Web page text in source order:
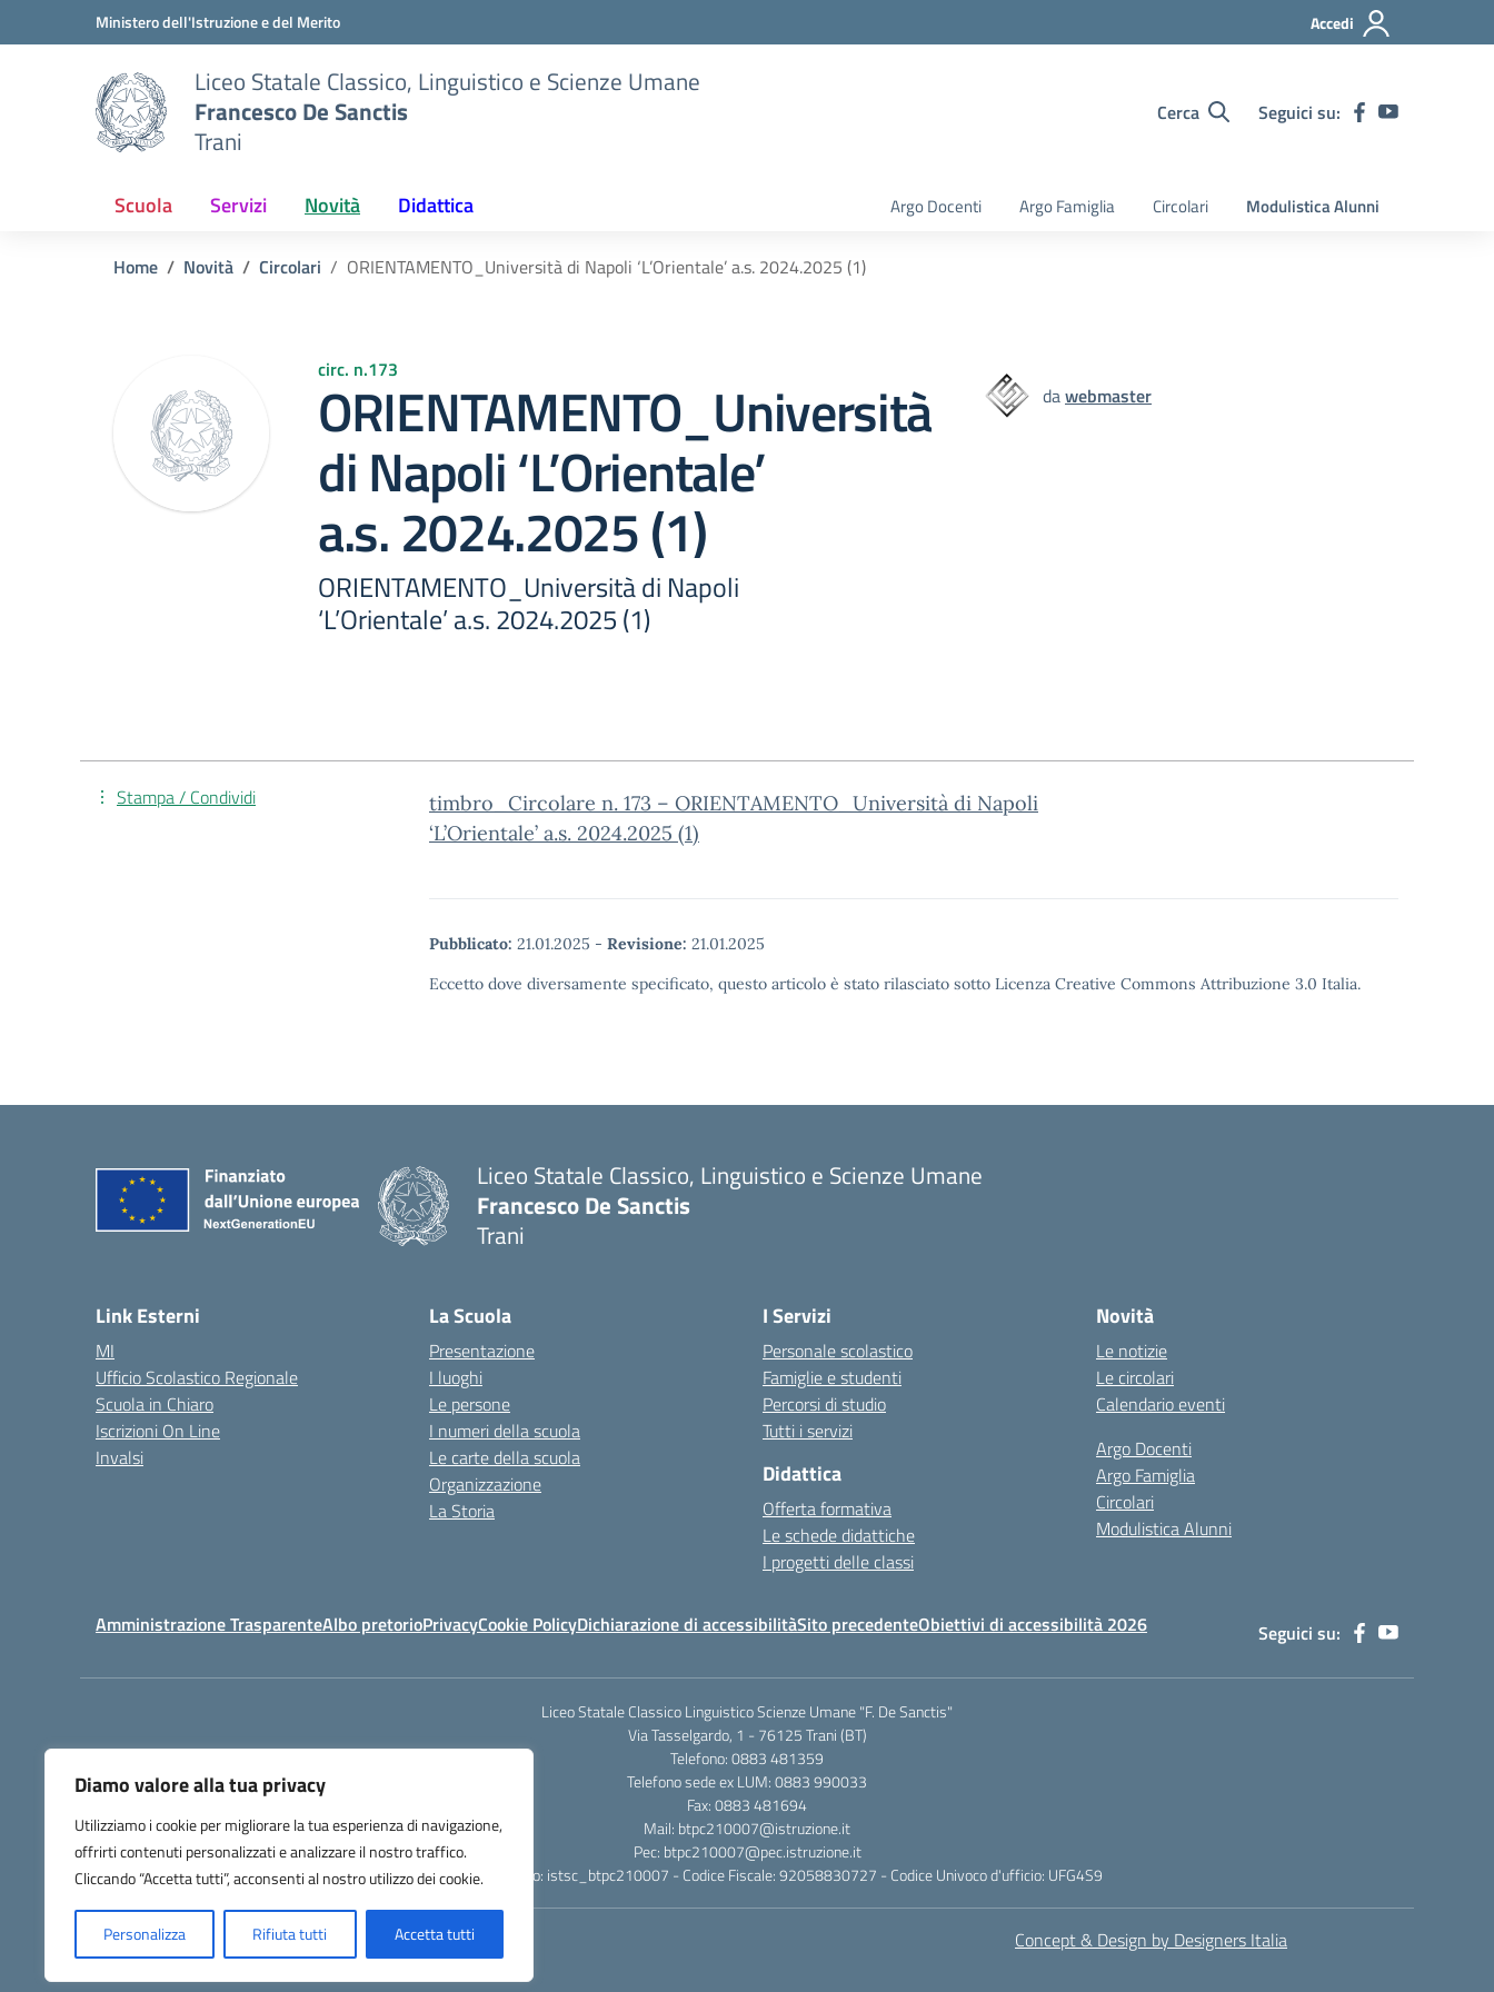
Diamo valore alla tua privacy
Utilizziamo i cookie per migliorare la tua esperienza di navigazione,
offrirti contenuti personalizzati e analizzare il nostro traffico.
Cliccando “Accetta tutti”, acconsenti al nostro utilizzo dei cookie.
Personalizza Rifiuta tutti Accetta tutti
Vai ai contenuti
Vai al menu di navigazioneMinistero dell'Istruzione e del Merito Accedi
Liceo Statale Classico, Linguistico e Scienze Umane
Francesco De Sanctis
Trani
Cerca Seguici su:
Scuola Servizi Novità Didattica Argo Docenti Argo Famiglia Circolari Modulistica Alunni
Home Novità Circolari ORIENTAMENTO_Università di Napoli ‘L’Orientale’ a.s. 2024.2025 (1)
circ. n.173
ORIENTAMENTO_Università
di Napoli ‘L’Orientale’
a.s. 2024.2025 (1)
ORIENTAMENTO_Università di Napoli
‘L’Orientale’ a.s. 2024.2025 (1)
dawebmaster
timbro_Circolare n. 173 – ORIENTAMENTO_Università di Napoli
‘L’Orientale’ a.s. 2024.2025 (1)
Pubblicato: 21.01.2025 - Revisione: 21.01.2025
Eccetto dove diversamente specificato, questo articolo è stato rilasciato sotto Licenza Creative Commons Attribuzione 3.0 Italia.
Stampa / Condividi
Liceo Statale Classico, Linguistico e Scienze Umane
Francesco De Sanctis
Trani
Link Esterni
MI
Ufficio Scolastico Regionale
Scuola in Chiaro
Iscrizioni On Line
Invalsi
La Scuola
Presentazione
I luoghi
Le persone
I numeri della scuola
Le carte della scuola
Organizzazione
La Storia
I Servizi
Personale scolastico
Famiglie e studenti
Percorsi di studio
Tutti i servizi
Didattica
Offerta formativa
Le schede didattiche
I progetti delle classi
Novità
Le notizie
Le circolari
Calendario eventi
Argo Docenti
Argo Famiglia
Circolari
Modulistica Alunni
Amministrazione TrasparenteAlbo pretorioPrivacyCookie PolicyDichiarazione di accessibilitàSito precedenteObiettivi di accessibilità 2026 Seguici su:
Liceo Statale Classico Linguistico Scienze Umane "F. De Sanctis"
Via Tasselgardo, 1 - 76125 Trani (BT)
Telefono: 0883 481359
Telefono sede ex LUM: 0883 990033
Fax: 0883 481694
Mail: btpc210007@istruzione.it
Pec: btpc210007@pec.istruzione.it
Codice Meccanografico: istsc_btpc210007 - Codice Fiscale: 92058830727 - Codice Univoco d'ufficio: UFG4S9
Concept & Design by Designers Italia